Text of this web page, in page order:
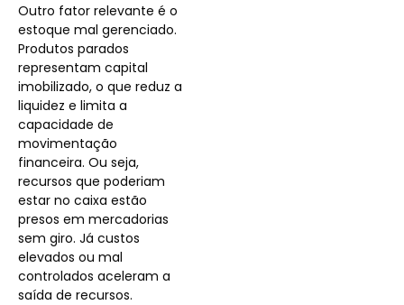
Outro fator relevante é o
estoque mal gerenciado.
Produtos parados
representam capital
imobilizado, o que reduz a
liquidez e limita a
capacidade de
movimentação
financeira. Ou seja,
recursos que poderiam
estar no caixa estão
presos em mercadorias
sem giro. Já custos
elevados ou mal
controlados aceleram a
saída de recursos.